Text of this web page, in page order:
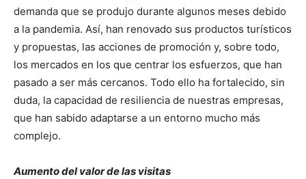
demanda que se produjo durante algunos meses debido
a la pandemia. Así, han renovado sus productos turísticos
y propuestas, las acciones de promoción y, sobre todo,
los mercados en los que centrar los esfuerzos, que han
pasado a ser más cercanos. Todo ello ha fortalecido, sin
duda, la capacidad de resiliencia de nuestras empresas,
que han sabido adaptarse a un entorno mucho más
complejo.
Aumento del valor de las visitas